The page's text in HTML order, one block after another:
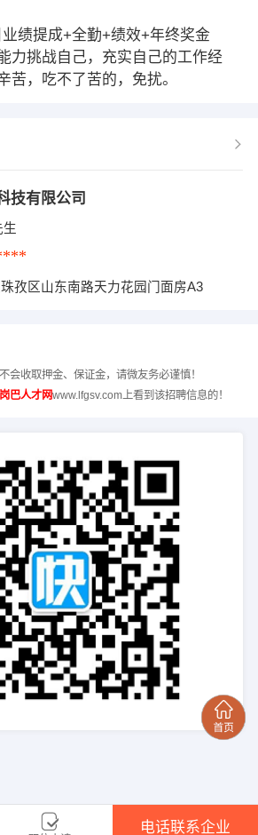
绩提成+全勤+绩效+年终奖金
力挑战自己，充实自己的工作经
苦，吃不了苦的，免扰。
技有限公司
生
孜区山东南路天力花园门面房A3
会收取押金、保证金，请微友务必谨慎！
巴人才网www.lfgsv.com上看到该招聘信息的！
电话联系企业